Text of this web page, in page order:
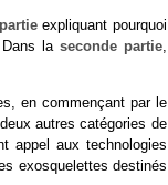
expliquant pourquoi
la seconde partie,
en commençant par le
autres catégories de
appel aux technologies
exosquelettes destinés